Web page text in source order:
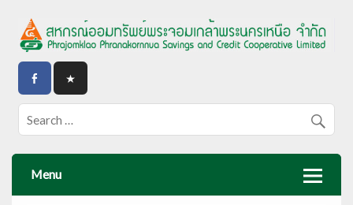
Menu